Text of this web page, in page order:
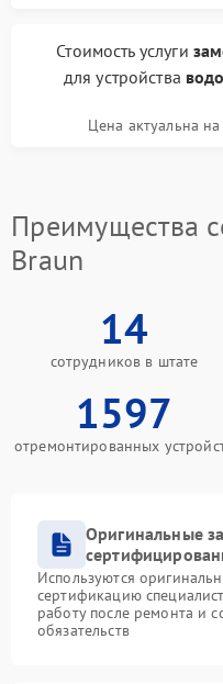
Стоимость услуги
для устройства
Цена актуальна
Преимущества
Braun
14
сотрудников в штате
1597
отремонтированных
Оригинальные
Используются
сертификацию
работу после ремонта и
обязательств